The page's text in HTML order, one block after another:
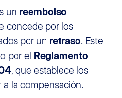
un reembolso
concede por los
por un retraso. Este
por el Reglamento
, que establece los
la compensación.